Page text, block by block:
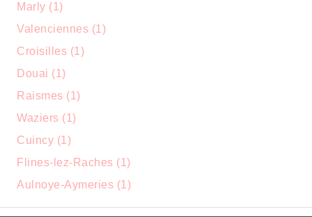
Marly (1)
Valenciennes (1)
Croisilles (1)
Douai (1)
Raismes (1)
Waziers (1)
Cuincy (1)
Flines-lez-Raches (1)
Aulnoye-Aymeries (1)